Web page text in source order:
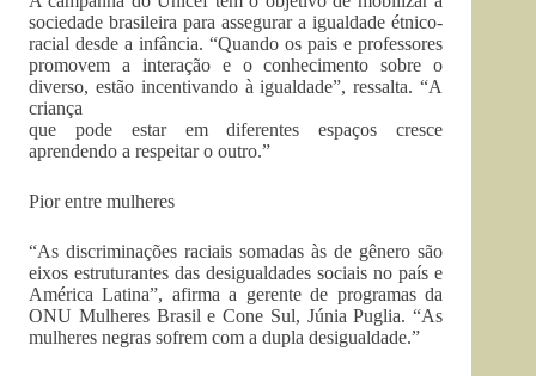
sociedade brasileira para assegurar a igualdade étnico-
racial desde a infância. “Quando os pais e professores
promovem a interação e o conhecimento sobre o
diverso, estão incentivando à igualdade”, ressalta. “A
criança
que pode estar em diferentes espaços cresce
aprendendo a respeitar o outro.”
Pior entre mulheres
“As discriminações raciais somadas às de gênero são
eixos estruturantes das desigualdades sociais no país e
América Latina”, afirma a gerente de programas da
ONU Mulheres Brasil e Cone Sul, Júnia Puglia. “As
mulheres negras sofrem com a dupla desigualdade.”